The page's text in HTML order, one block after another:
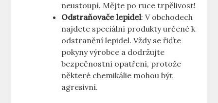
neustoupí. Mějte po ruce trpělivost!
Odstraňovače‌ lepidel: V obchodech
najdete speciální produkty⁢ určené k
odstranění lepidel. Vždy se řiďte
pokyny‌ výrobce a ⁣dodržujte
bezpečnostní opatření, protože
některé chemikálie mohou být
agresivní.